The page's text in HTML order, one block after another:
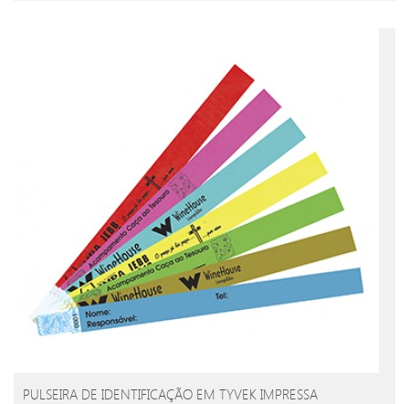
PULSEIRA DE IDENTIFICAÇÃO EM TYVEK IMPRESSA